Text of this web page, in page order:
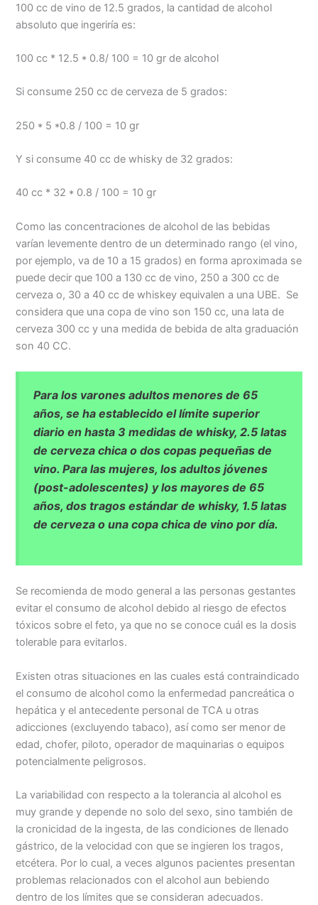
100 cc de vino de 12.5 grados, la cantidad de alcohol
absoluto que ingeriría es:
100 cc * 12.5 * 0.8/ 100 = 10 gr de alcohol
Si consume 250 cc de cerveza de 5 grados:
250 * 5 *0.8 / 100 = 10 gr
Y si consume 40 cc de whisky de 32 grados:
40 cc * 32 * 0.8 / 100 = 10 gr
Como las concentraciones de alcohol de las bebidas
varían levemente dentro de un determinado rango (el vino,
por ejemplo, va de 10 a 15 grados) en forma aproximada se
puede decir que 100 a 130 cc de vino, 250 a 300 cc de
cerveza o, 30 a 40 cc de whiskey equivalen a una UBE. Se
considera que una copa de vino son 150 cc, una lata de
cerveza 300 cc y una medida de bebida de alta graduación
son 40 CC.
Para los varones adultos menores de 65
años, se ha establecido el límite superior
diario en hasta 3 medidas de whisky, 2.5 latas
de cerveza chica o dos copas pequeñas de
vino. Para las mujeres, los adultos jóvenes
(post-adolescentes) y los mayores de 65
años, dos tragos estándar de whisky, 1.5 latas
de cerveza o una copa chica de vino por día.
Se recomienda de modo general a las personas gestantes
evitar el consumo de alcohol debido al riesgo de efectos
tóxicos sobre el feto, ya que no se conoce cuál es la dosis
tolerable para evitarlos.
Existen otras situaciones en las cuales está contraindicado
el consumo de alcohol como la enfermedad pancreática o
hepática y el antecedente personal de TCA u otras
adicciones (excluyendo tabaco), así como ser menor de
edad, chofer, piloto, operador de maquinarias o equipos
potencialmente peligrosos.
La variabilidad con respecto a la tolerancia al alcohol es
muy grande y depende no solo del sexo, sino también de
la cronicidad de la ingesta, de las condiciones de llenado
gástrico, de la velocidad con que se ingieren los tragos,
etcétera. Por lo cual, a veces algunos pacientes presentan
problemas relacionados con el alcohol aun bebiendo
dentro de los límites que se consideran adecuados.